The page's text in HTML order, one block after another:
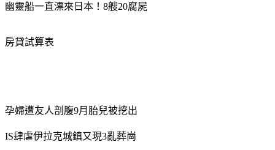
幽靈船一直漂來日本！8艘20腐屍
房貸試算表
孕婦遭友人剖腹9月胎兒被挖出
IS肆虐伊拉克城鎮又現3亂葬崗